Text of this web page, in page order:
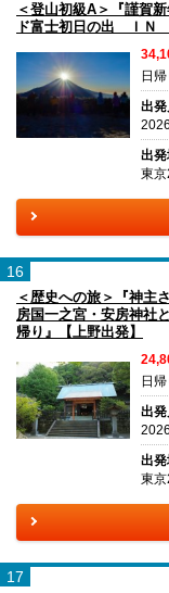
＜登山初級A＞『謹賀
ド富士初日の出 ＩＮ
日帰
出発
出
東
16
＜歴史への旅＞『神主
房国一之宮・安房神社
帰り』【上野出発】
日帰
出発
出
東
17